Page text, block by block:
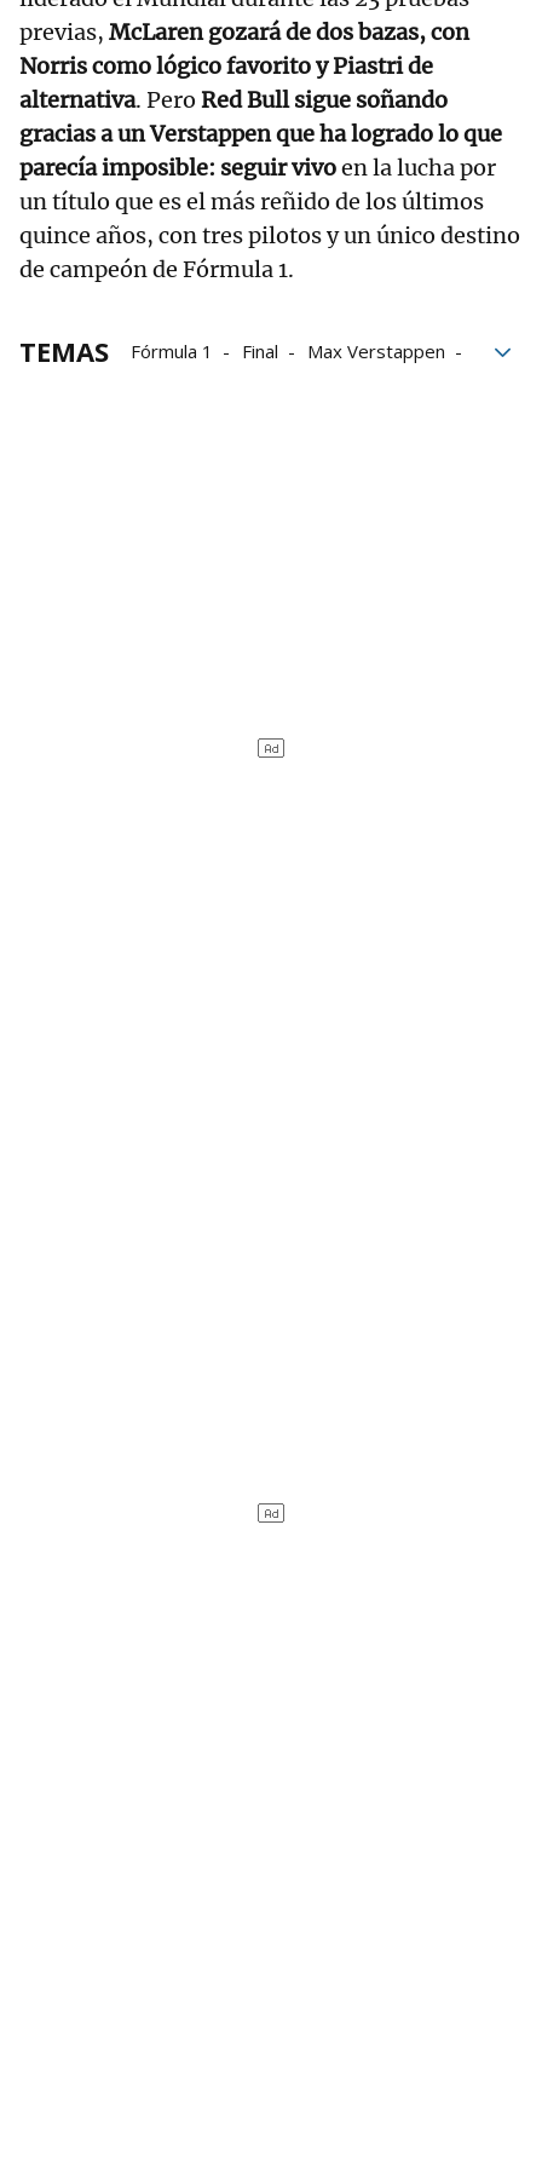
previas, McLaren gozará de dos bazas, con
Norris como lógico favorito y Piastri de
alternativa. Pero Red Bull sigue soñando
gracias a un Verstappen que ha logrado lo que
parecía imposible: seguir vivoen la lucha por
un título que es el más reñido de los últimos
quince años, con tres pilotos y un único destino
de campeón de Fórmula 1.
TEMAS Fórmula 1 Final
Max Verstappen